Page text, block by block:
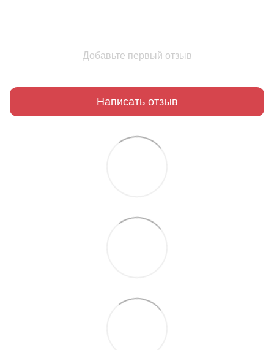
Добавьте первый отзыв
Написать отзыв